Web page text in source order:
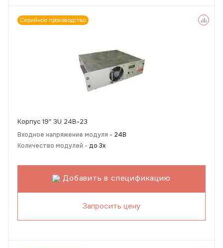
Серийное производство
Корпус 19" 3U 24В-23
Входное напряжение модуля - 24В
Количество модулей - до 3х
Добавить в спецификацию
Запросить цену